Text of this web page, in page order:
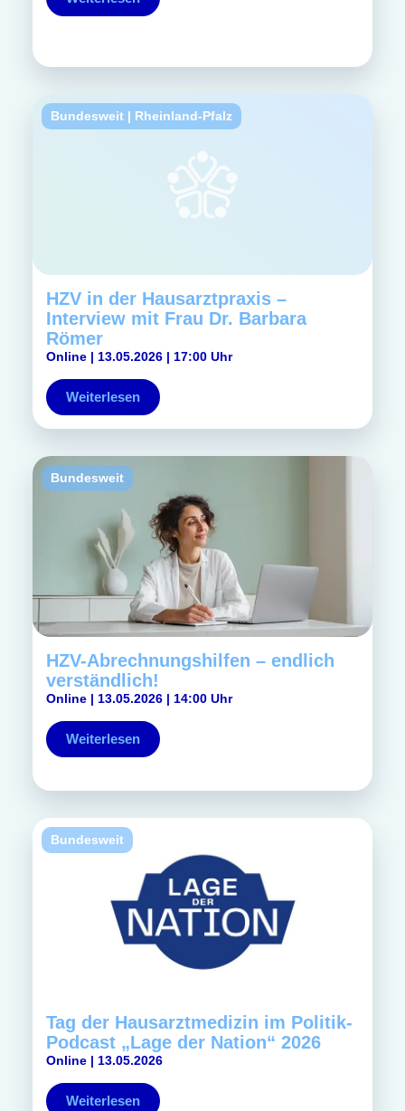
Bundesweit| Rheinland-Pfalz
HZV in der Hausarztpraxis –
Interview mit Frau Dr. Barbara
Römer
Online | 13.05.2026 | 17:00 Uhr
Weiterlesen
Bundesweit
HZV-Abrechnungshilfen – endlich
verständlich!
Online | 13.05.2026 | 14:00 Uhr
Weiterlesen
Bundesweit
Tag der Hausarztmedizin im Politik-
Podcast „Lage der Nation“ 2026
Online | 13.05.2026
Weiterlesen